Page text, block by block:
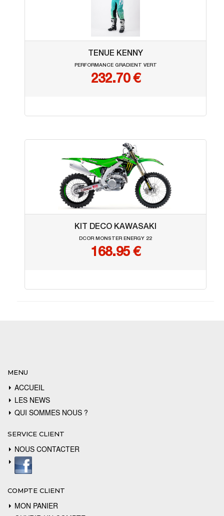
TENUE KENNY
PERFORMANCE GRADIENT VERT
232.70 €
KIT DECO KAWASAKI
DCOR MONSTER ENERGY 22
168.95 €
MENU
ACCUEIL
LES NEWS
QUI SOMMES NOUS ?
SERVICE CLIENT
NOUS CONTACTER
COMPTE CLIENT
MON PANIER